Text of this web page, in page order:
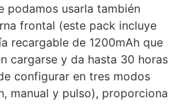
podamos usarla también
frontal (este pack incluye
recargable de 1200mAh que
cargarse y da hasta 30 horas
configurar en tres modos
manual y pulso), proporciona